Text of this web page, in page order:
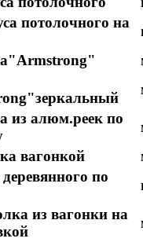
потолочного на
из алюм.реек по
вагонкой
по
из вагонки на